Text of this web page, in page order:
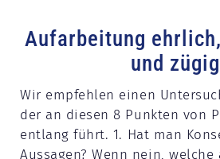
Aufarbeitung
und
Wir empfehlen einen
der an diesen 8 Punkten von
entlang führt. 1. Hat man
Aussagen? Wenn nein, welche